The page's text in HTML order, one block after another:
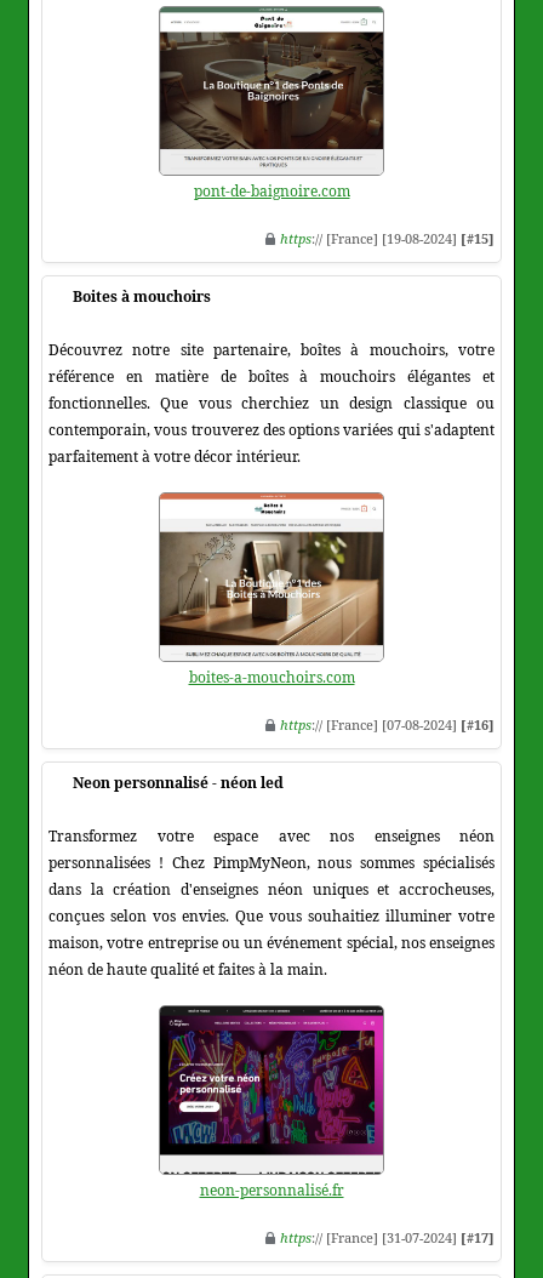
pont-de-baignoire.com
https:// [France] [19-08-2024] [#15]
Boites à mouchoirs
Découvrez notre site partenaire, boîtes à mouchoirs, votre
référence en matière de boîtes à mouchoirs élégantes et
fonctionnelles. Que vous cherchiez un design classique ou
contemporain, vous trouverez des options variées qui s'adaptent
parfaitement à votre décor intérieur.
boites-a-mouchoirs.com
https:// [France] [07-08-2024] [#16]
Neon personnalisé - néon led
Transformez votre espace avec nos enseignes néon
personnalisées ! Chez PimpMyNeon, nous sommes spécialisés
dans la création d'enseignes néon uniques et accrocheuses,
conçues selon vos envies. Que vous souhaitiez illuminer votre
maison, votre entreprise ou un événement spécial, nos enseignes
néon de haute qualité et faites à la main.
neon-personnalisé.fr
https:// [France] [31-07-2024] [#17]